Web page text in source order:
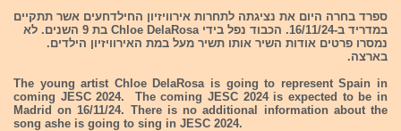
ספרד בחרה היום את נציגתה לתחרות אירוויזיון החילדחעים אשר תתקיים
במדריד ב-16/11/24. הכבוד נפל בידי Chloe DelaRosa בת 9 השנים. לא
נמסרו פרטים אודות השיר אותו תשיר מעל במת האירוויזיון הילדים.
בארצה.
The young artist Chloe DelaRosa is going to represent Spain in
coming JESC 2024. The coming JESC 2024 is expected to be in
Madrid on 16/11/24. There is no additional information about the
song ashe is going to sing in JESC 2024.